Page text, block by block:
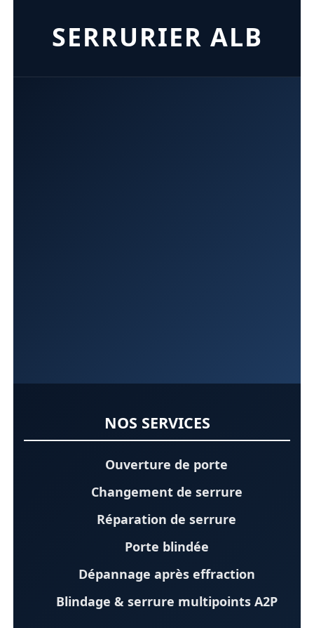
SERRURIER ALB
NOS SERVICES
Ouverture de porte
Changement de serrure
Réparation de serrure
Porte blindée
Dépannage après effraction
Blindage & serrure multipoints A2P